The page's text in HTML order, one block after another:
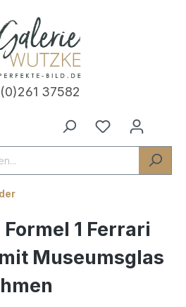
37582
1 Ferrari
Museumsglas